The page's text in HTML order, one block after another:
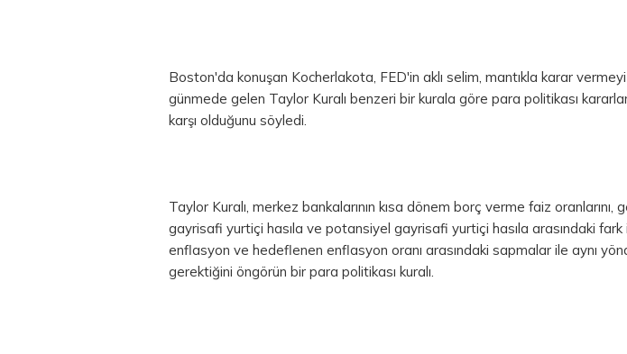
Boston'da konuşan Kocherlakota, FED'in aklı selim, mantıkla karar vermeyi
günmede gelen Taylor Kuralı benzeri bir kurala göre para politikası
karşı olduğunu söyledi.
Taylor Kuralı, merkez bankalarının kısa dönem borç verme faiz oranlarını,
gayrisafi yurtiçi hasıla ve potansiyel gayrisafi yurtiçi hasıla arasındaki
enflasyon ve hedeflenen enflasyon oranı arasındaki sapmalar ile aynı
gerektiğini öngörün bir para politikası kuralı.